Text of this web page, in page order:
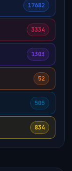
17682
3334
1303
52
505
834